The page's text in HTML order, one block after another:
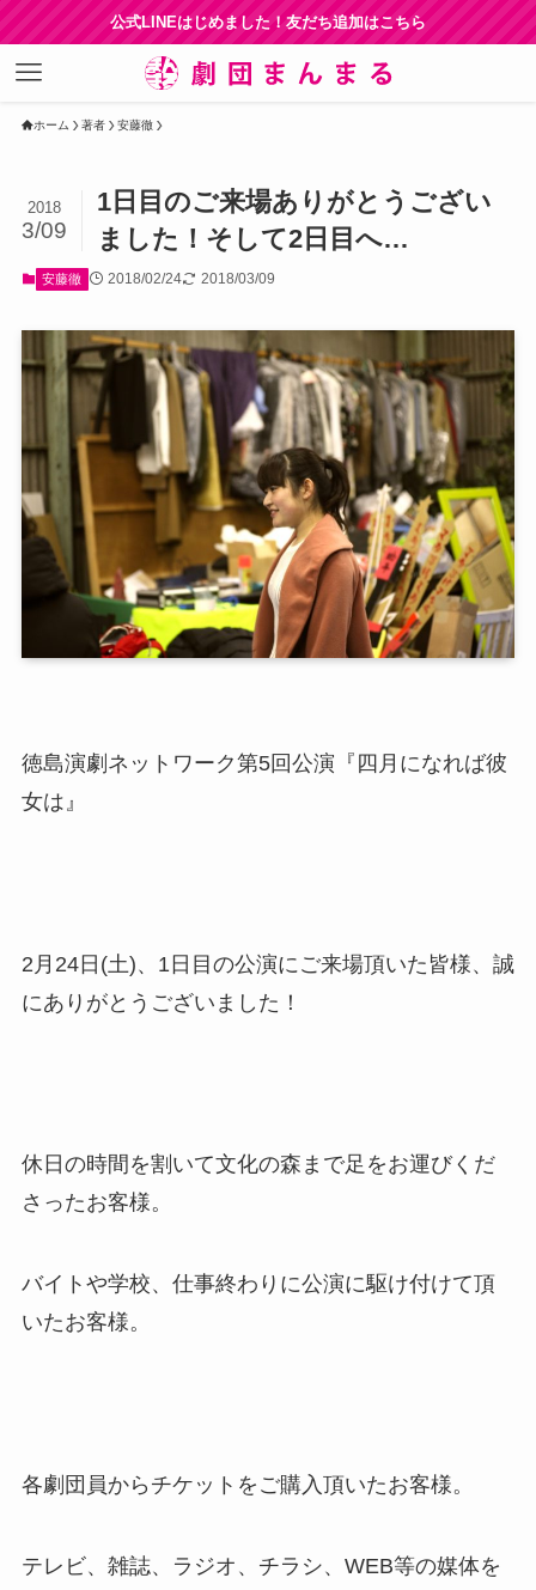
公式LINEはじめました！友だち追加はこちら
ホーム 著者 安藤徹
1日目のご来場ありがとうござい
ました！そして2日目へ…
2018
3/09
安藤徹 2018/02/24 2018/03/09
徳島演劇ネットワーク第5回公演『四月になれば彼
女は』
2月24日(土)、1日目の公演にご来場頂いた皆様、誠
にありがとうございました！
休日の時間を割いて文化の森まで足をお運びくだ
さったお客様。
バイトや学校、仕事終わりに公演に駆け付けて頂
いたお客様。
各劇団員からチケットをご購入頂いたお客様。
テレビ、雑誌、ラジオ、チラシ、WEB等の媒体を